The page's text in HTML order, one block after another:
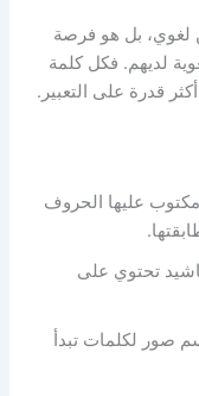
لغوي، بل هو فرصة
لديهم. فكل كلمة
قدرة على التعبير.
عليها الحروف
تحتوي على
صور لكلمات تبدأ